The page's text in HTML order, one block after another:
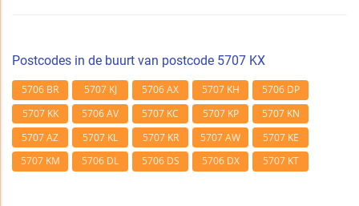
Postcodes in de buurt van postcode 5707 KX
5706 BR 5707 KJ 5706 AX 5707 KH
5706 DP
5707 KK
5706 AV 5707 KC 5707 KP
5707 KN
5707 AZ
5707 KL 5707 KR 5707 AW
5707 KE
5707 KM
5706 DL 5706 DS 5706 DX 5707 KT